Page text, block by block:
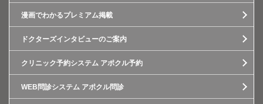
漫画でわかるプレミアム掲載
ドクターズインタビューのご案内
クリニック予約システム アポクル予約
WEB問診システム アポクル問診